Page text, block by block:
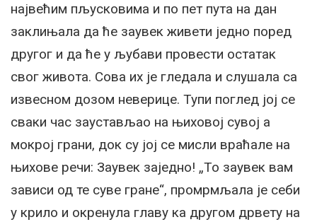
највећим пљусковима и по пет пута на дан
заклињала да ће заувек живети једно поред
другог и да ће у љубави провести остатак
свог живота. Сова их је гледала и слушала са
извесном дозом неверице. Тупи поглед јој се
сваки час заустављао на њиховој сувој а
мокрој грани, док су јој се мисли враћале на
њихове речи: Заувек заједно! „То заувек вам
зависи од те суве гране“, промрмљала је себи
у крило и окренула главу ка другом дрвету на